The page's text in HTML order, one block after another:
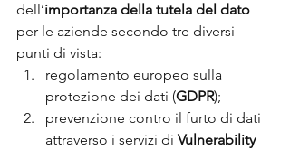
dell’importanza della tutela del dato
per le aziende secondo tre diversi
punti di vista:
regolamento europeo sulla
protezione dei dati (GDPR);
prevenzione contro il furto di dati
attraverso i servizi di Vulnerability